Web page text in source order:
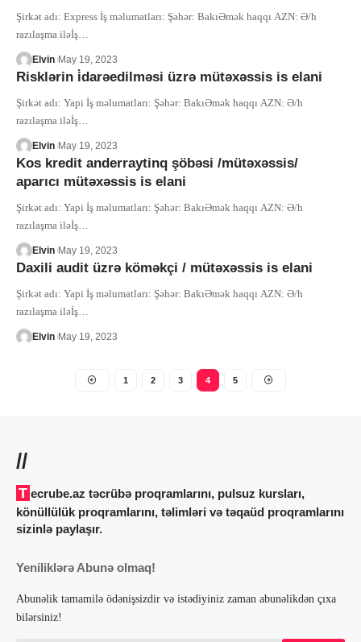
Şirkət adı: Express İş məlumatları: Şəhər: BakıƏmək haqqı AZN: Ə/h
razılaşma iləİş
Elvin May 19, 2023
Risklərin i̇darəedilməsi üzrə mütəxəssis is elani
Şirkət adı: Yapi İş məlumatları: Şəhər: BakıƏmək haqqı AZN: Ə/h
razılaşma iləİş
Elvin May 19, 2023
Kos kredit anderraytinq şöbəsi /mütəxəssis/
aparıcı mütəxəssis is elani
Şirkət adı: Yapi İş məlumatları: Şəhər: BakıƏmək haqqı AZN: Ə/h
razılaşma iləİş
Elvin May 19, 2023
Daxili audit üzrə köməkçi / mütəxəssis is elani
Şirkət adı: Yapi İş məlumatları: Şəhər: BakıƏmək haqqı AZN: Ə/h
razılaşma iləİş
Elvin May 19, 2023
1 2 3 4 5
//
Tecrube.az təcrübə proqramlarını, pulsuz kursları,
könüllülük proqramlarını, təlimləri və təqaüd proqramlarını
sizinlə paylaşır.
Yeniliklərə Abunə olmaq!
Abunəlik tamamilə ödənişsizdir və istədiyiniz zaman abunəlikdən çıxa
bilərsiniz!